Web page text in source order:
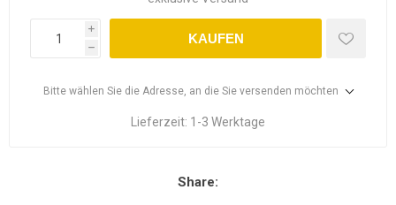
i
h
KAUFEN
Bitte wählen Sie die Adresse, an die Sie versenden möchten
Lieferzeit: 1-3 Werktage
Share: